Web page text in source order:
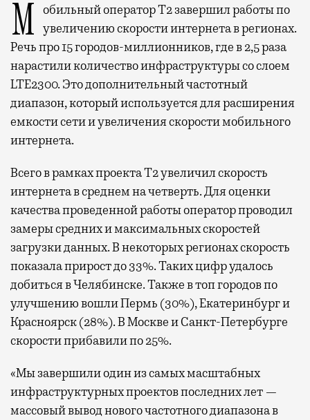
Мобильный оператор Т2 завершил работы по увеличению скорости интернета в регионах.
Речь про 15 городов-миллионников, где в 2,5 раза
нарастили количество инфраструктуры со слоем
LTE2300. Это дополнительный частотный
диапазон, который используется для расширения
емкости сети и увеличения скорости мобильного
интернета.
Всего в рамках проекта Т2 увеличил скорость
интернета в среднем на четверть. Для оценки
качества проведенной работы оператор проводил
замеры средних и максимальных скоростей
загрузки данных. В некоторых регионах скорость
показала прирост до 33%. Таких цифр удалось
добиться в Челябинске. Также в топ городов по
улучшению вошли Пермь (30%), Екатеринбург и
Красноярск (28%). В Москве и Санкт-Петербурге
скорости прибавили по 25%.
«Мы завершили один из самых масштабных
инфраструктурных проектов последних лет —
массовый вывод нового частотного диапазона в